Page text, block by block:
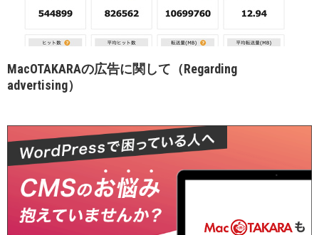
MacOTAKARAの広告に関して（Regarding
advertising）